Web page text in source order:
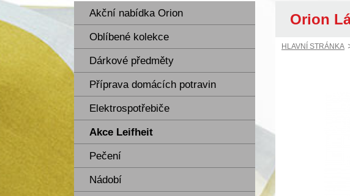
Akční nabídka Orion
Oblíbené kolekce
Dárkové předměty
Příprava domácích potravin
Elektrospotřebiče
Akce Leifheit
Pečení
Nádobí
Orion
HLAVNÍ STRÁNKA